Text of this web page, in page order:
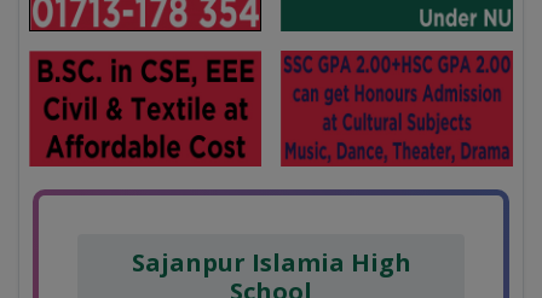
Sajanpur Islamia High
School